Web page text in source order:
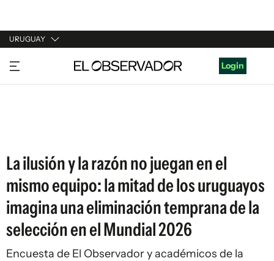
URUGUAY
URUGUAY
ARGENTINA
Login
La ilusión y la razón no juegan en el
mismo equipo: la mitad de los uruguayos
imagina una eliminación temprana de la
selección en el Mundial 2026
Encuesta de El Observador y académicos de la